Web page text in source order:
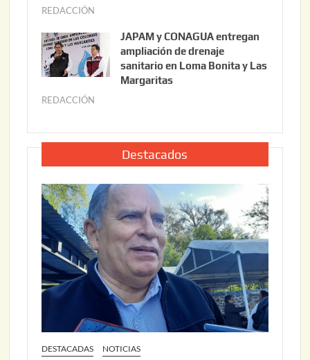
2
0
REDACCIÓN
l
i
o
,
0
2
6
JAPAM y CONAGUA entregan
ampliación de drenaje
sanitario en Loma Bonita y Las
Margaritas
REDACCIÓN
l
o
2
2
,
2
6
Destacados
DESTACADAS NOTICIAS